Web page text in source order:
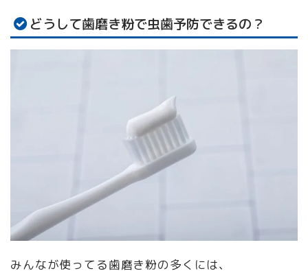
どうして歯磨き粉で虫歯予防できるの？
みんなが使ってる歯磨き粉の多くには、